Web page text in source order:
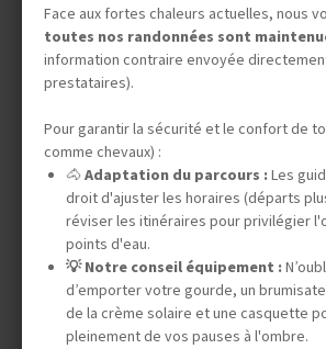
INFOS ÉQUESTRES
INFOS PRATIQUES
Face aux fortes chaleurs actuelles, nous
toutes nos randonnées sont
information contraire envoyée
prestataires).
Pour garantir la sécurité et le confort de
comme chevaux) :
🐴 Adaptation du parcours :Les
droit d'ajuster les horaires (départs
réviser les itinéraires pour privilégier
points d'eau.
💡 Notre conseil équipement :
d’emporter votre gourde, un
de la crème solaire et une casquette
pleinement de vos pauses à l'ombre.